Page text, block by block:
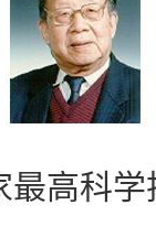
最高科